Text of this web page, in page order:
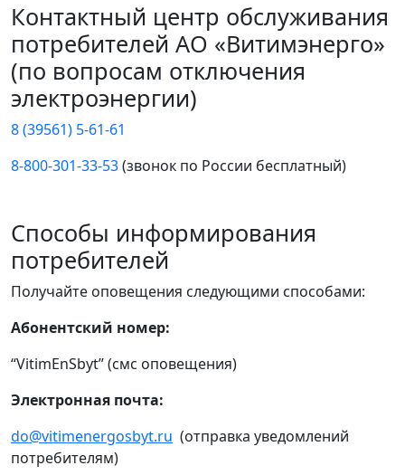
Контактный центр обслуживания
потребителей АО «Витимэнерго»
(по вопросам отключения
электроэнергии)
8 (39561) 5-61-61
8-800-301-33-53(звонок по России бесплатный)
Способы информирования
потребителей
Получайте оповещения следующими способами:
Абонентский номер:
“VitimEnSbyt” (смс оповещения)
Электронная почта:
do@vitimenergosbyt.ru (отправка уведомлений
потребителям)